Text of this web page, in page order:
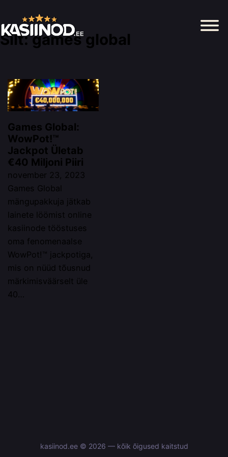
Silt:games global
Games Global:
WowPot!™
Jackpot Ületab
€40 Miljoni Piiri
november 23, 2023
Games Global
mängupakkuja jätkab
lainete löömist online
kasiinode tööstuses
oma fenomenaalse
WowPot!™ jackpotiga,
mis on nüüd tõusnud
märkimisväärselt üle
40…
kasiinod.ee © 2026 — kõik õigused kaitstud